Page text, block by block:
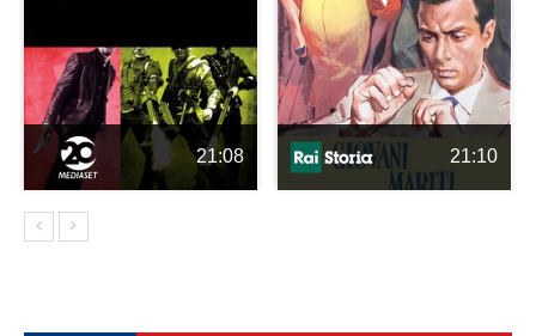
21:08 21:10